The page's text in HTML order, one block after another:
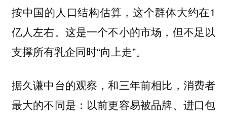
按中国的人口结构估算，这个群体大约在1
亿人左右。这是一个不小的市场，但不足以
支撑所有乳企同时“向上走”。
据久谦中台的观察，和三年前相比，消费者
最大的不同是：以前更容易被品牌、进口包